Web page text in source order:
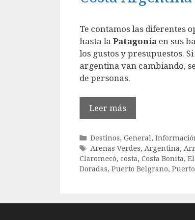
Te contamos las diferentes
hasta la Patagonia en sus
los gustos y presupuestos.
argentina van cambiando,
de personas.
Leer más
Categorías
Destinos, General,
Etiquetas
Arenas Verdes, Argentina,
Claromecó, costa, Costa Bonita,
Doradas, Puerto Belgrano,